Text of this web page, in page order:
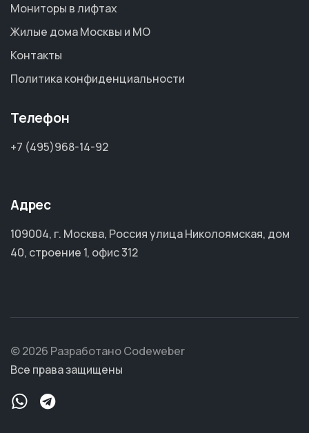
Мониторы в лифтах
Жилые дома Москвы и МО
Контакты
Политика конфиденциальности
Телефон
+7 (495)968-14-92
Адрес
109004, г. Москва, Россия улица Николоямская, дом
40, строение 1, офис 312
© 2026 Разработано Codeweber
Все права защищены